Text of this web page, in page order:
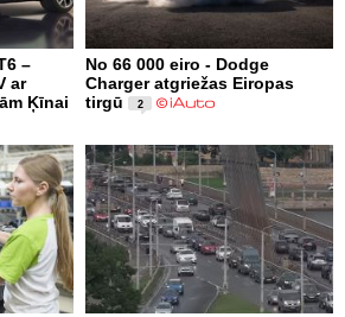
–
ar
Ķīnai
No 66 000 eiro - Dodge
Charger atgriežas Eiropas
tirgū
2